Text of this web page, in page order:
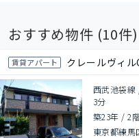
おすすめ物件 (10件)
賃貸アパート クレールヴィル
西武池袋線
3分
築23年 /2
東京都練馬